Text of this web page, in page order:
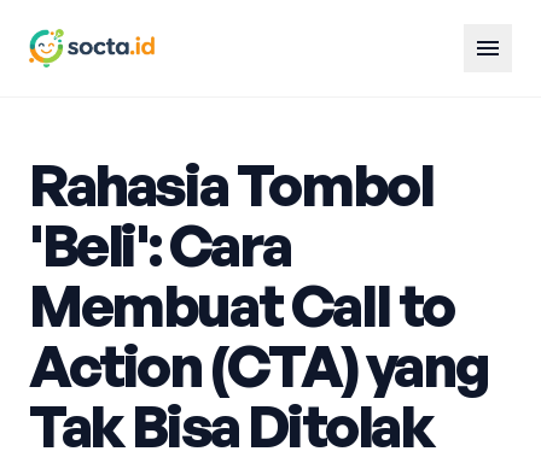
menu
Rahasia Tombol
'Beli': Cara
Membuat Call to
Action (CTA) yang
Tak Bisa Ditolak